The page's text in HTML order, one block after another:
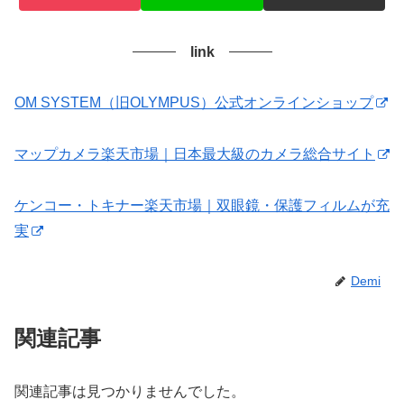
link
OM SYSTEM（旧OLYMPUS）公式オンラインショップ
マップカメラ楽天市場｜日本最大級のカメラ総合サイト
ケンコー・トキナー楽天市場｜双眼鏡・保護フィルムが充
実
Demi
関連記事
関連記事は見つかりませんでした。